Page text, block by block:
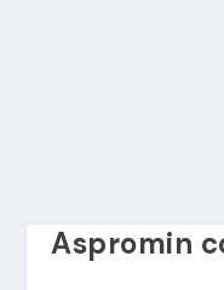
Aspromin